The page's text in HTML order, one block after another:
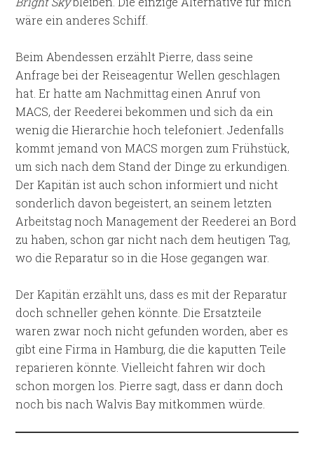
wäre ein anderes Schiff.
Beim Abendessen erzählt Pierre, dass seine
Anfrage bei der Reiseagentur Wellen geschlagen
hat. Er hatte am Nachmittag einen Anruf von
MACS, der Reederei bekommen und sich da ein
wenig die Hierarchie hoch telefoniert. Jedenfalls
kommt jemand von MACS morgen zum Frühstück,
um sich nach dem Stand der Dinge zu erkundigen.
Der Kapitän ist auch schon informiert und nicht
sonderlich davon begeistert, an seinem letzten
Arbeitstag noch Management der Reederei an Bord
zu haben, schon gar nicht nach dem heutigen Tag,
wo die Reparatur so in die Hose gegangen war.
Der Kapitän erzählt uns, dass es mit der Reparatur
doch schneller gehen könnte. Die Ersatzteile
waren zwar noch nicht gefunden worden, aber es
gibt eine Firma in Hamburg, die die kaputten Teile
reparieren könnte. Vielleicht fahren wir doch
schon morgen los. Pierre sagt, dass er dann doch
noch bis nach Walvis Bay mitkommen würde.